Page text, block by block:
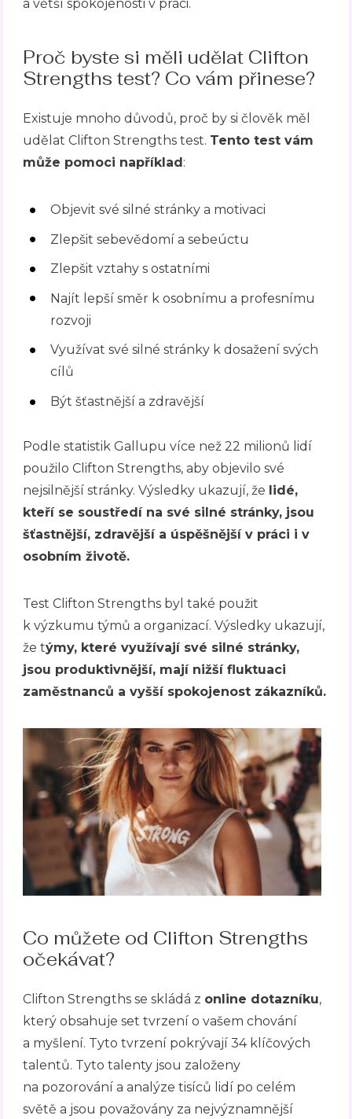
a větší spokojenosti v práci.
Proč byste si měli udělat Clifton
Strengths test? Co vám přinese?
Existuje mnoho důvodů, proč by si člověk měl
udělat Clifton Strengths test. Tento test vám
může pomoci například:
Objevit své silné stránky a motivaci
Zlepšit sebevědomí a sebeúctu
Zlepšit vztahy s ostatními
Najít lepší směr k osobnímu a profesnímu
rozvoji
Využívat své silné stránky k dosažení svých
cílů
Být šťastnější a zdravější
Podle statistik Gallupu více než 22 milionů lidí
použilo Clifton Strengths, aby objevilo své
nejsilnější stránky. Výsledky ukazují, že lidé,
kteří se soustředí na své silné stránky, jsou
šťastnější, zdravější a úspěšnější v práci i v
osobním životě.
Test Clifton Strengths byl také použit
k výzkumu týmů a organizací. Výsledky ukazují,
že týmy, které využívají své silné stránky,
jsou produktivnější, mají nižší fluktuaci
zaměstnanců a vyšší spokojenost zákazníků.
Co můžete od Clifton Strengths
očekávat?
Clifton Strengths se skládá z online dotazníku,
který obsahuje set tvrzení o vašem chování
a myšlení. Tyto tvrzení pokrývají 34 klíčových
talentů. Tyto talenty jsou založeny
na pozorování a analýze tisíců lidí po celém
světě a jsou považovány za nejvýznamnější